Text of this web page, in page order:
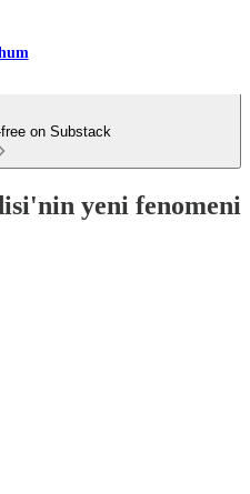
on Substack
yeni fenomeni